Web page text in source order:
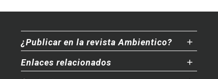
¿Publicar en la revista Ambientico?
Enlaces relacionados